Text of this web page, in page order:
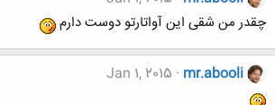
چقدر من شقی این آواتارتو دوست دارم
mr.abooli
Jan 1, 2015